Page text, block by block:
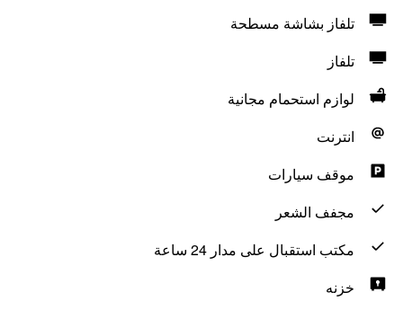
تلفاز بشاشة مسطحة
تلفاز
لوازم استحمام مجانية
انترنت
موقف سيارات
مجفف الشعر
مكتب استقبال على مدار 24 ساعة
خزنه